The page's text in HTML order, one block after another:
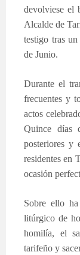
devolviese el
Alcalde de
testigo tras
de Junio.
Durante el
frecuentes y
actos
Quince días
posteriores y
residentes en
ocasión
Sobre ello
litúrgico de
homilía, el
tarifeño y